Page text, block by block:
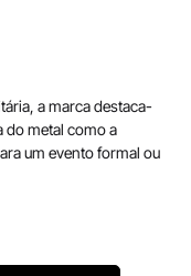
a marca destaca-
do metal como a
um evento formal ou